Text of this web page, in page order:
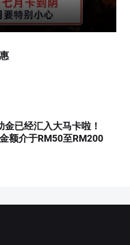
金已经汇入大马卡啦！
额介于RM50至RM200